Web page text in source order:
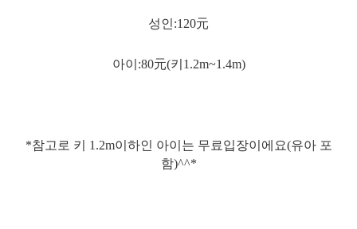
성인:120元
아이:80元(키1.2m~1.4m)
*참고로 키 1.2m이하인 아이는 무료입장이에요(유아 포
함)^^*